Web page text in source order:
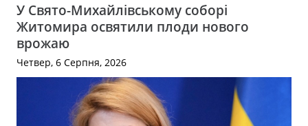
У Свято-Михайлівському соборі
Житомира освятили плоди нового
врожаю
Четвер, 6 Серпня, 2026